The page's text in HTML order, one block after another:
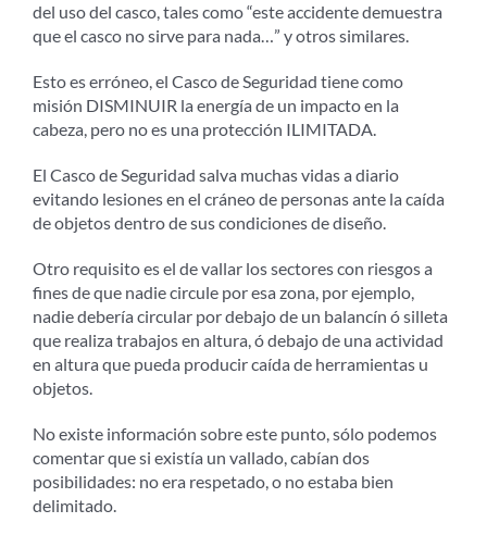
del uso del casco, tales como “este accidente demuestra
que el casco no sirve para nada…” y otros similares.
Esto es erróneo, el Casco de Seguridad tiene como
misión DISMINUIR la energía de un impacto en la
cabeza, pero no es una protección ILIMITADA.
El Casco de Seguridad salva muchas vidas a diario
evitando lesiones en el cráneo de personas ante la caída
de objetos dentro de sus condiciones de diseño.
Otro requisito es el de vallar los sectores con riesgos a
fines de que nadie circule por esa zona, por ejemplo,
nadie debería circular por debajo de un balancín ó silleta
que realiza trabajos en altura, ó debajo de una actividad
en altura que pueda producir caída de herramientas u
objetos.
No existe información sobre este punto, sólo podemos
comentar que si existía un vallado, cabían dos
posibilidades: no era respetado, o no estaba bien
delimitado.